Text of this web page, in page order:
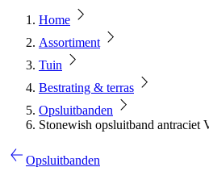
Home
Assortiment
Tuin
Bestrating & terras
Opsluitbanden
Stonewish opsluitband antraciet
Opsluitbanden